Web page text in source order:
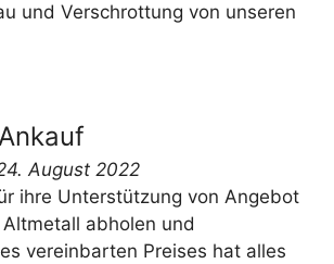
und Verschrottung von unseren
August 2022
ihre Unterstützung von Angebot
abholen und
vereinbarten Preises hat alles